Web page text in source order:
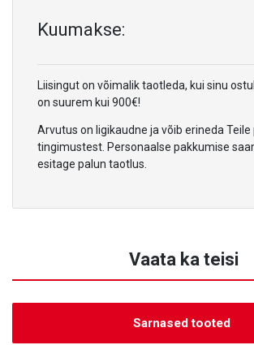
Kuumakse:
Liisingut on võimalik taotleda, kui sinu
on suurem kui 900€!
Arvutus on ligikaudne ja võib erineda
tingimustest. Personaalse pakkumise
esitage palun taotlus.
Vaata ka teisi
Sarnased tooted